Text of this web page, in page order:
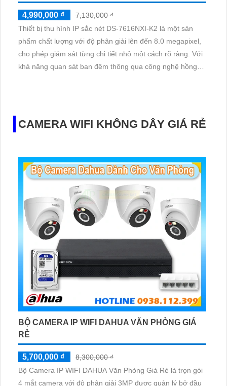
4,990,000 ₫
7,130,000 ₫
Thiết bị thu hình IP sắc nét DS-7616NXI-K2 là một sản
phẩm chất lượng với độ phân giải lên đến 8.0 megapixel,
cho phép giám sát từng chi tiết nhỏ một cách rõ ràng. Với
khả năng quan sát ban đêm thông qua công nghệ hồng
CAMERA WIFI KHÔNG DÂY GIÁ RẺ
BỘ CAMERA IP WIFI DAHUA VĂN PHÒNG GIÁ
RẺ
5,700,000 ₫
8,300,000 ₫
Bộ Camera IP WIFI DAHUA Văn Phòng Giá Rẻ là trọn gói
4 mắt camera với độ phân giải 3MP được quản lý bở đầu